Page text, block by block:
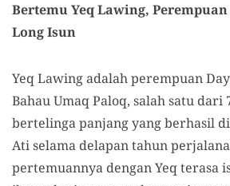
Bertemu Yeq Lawing,
Long Isun
Yeq Lawing adalah perempuan
Bahau Umaq Paloq, salah satu dari
bertelinga panjang yang berhasil
Ati selama delapan tahun
pertemuannya dengan Yeq terasa